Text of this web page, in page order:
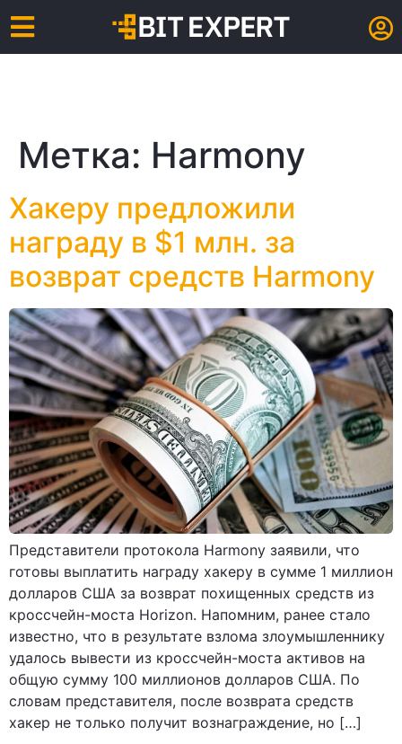
Метка: Harmony
Хакеру предложили
награду в $1 млн. за
возврат средств Harmony
Представители протокола Harmony заявили, что
готовы выплатить награду хакеру в сумме 1 миллион
долларов США за возврат похищенных средств из
кроссчейн-моста Horizon. Напомним, ранее стало
известно, что в результате взлома злоумышленнику
удалось вывести из кроссчейн-моста активов на
общую сумму 100 миллионов долларов США. По
словам представителя, после возврата средств
хакер не только получит вознаграждение, но […]